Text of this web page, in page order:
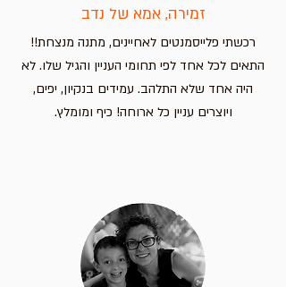
זמירה, אמא של נדב
רכשתי פלייסמנטים לאחיינים, מתנה מנצחת!!
התאים לכל אחד לפי תחומי העניין והגיל שלו. לא
היה אחד שלא התלהב. עמידים בנקיון, יפים,
ויוצרים עניין כל ארוחה! כיף ומומלץ.